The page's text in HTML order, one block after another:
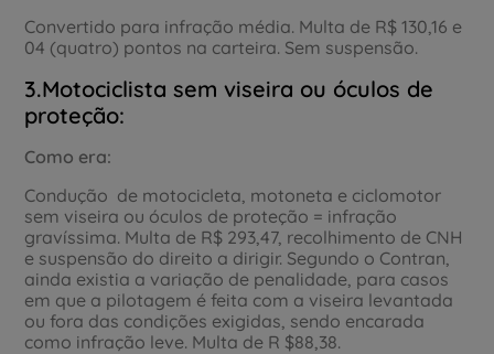
Convertido para infração média. Multa de R$ 130,16 e
04 (quatro) pontos na carteira. Sem suspensão.
3.Motociclista sem viseira ou óculos de
proteção:
Como era:
Condução de motocicleta, motoneta e ciclomotor
sem viseira ou óculos de proteção = infração
gravíssima. Multa de R$ 293,47, recolhimento de CNH
e suspensão do direito a dirigir. Segundo o Contran,
ainda existia a variação de penalidade, para casos
em que a pilotagem é feita com a viseira levantada
ou fora das condições exigidas, sendo encarada
como infração leve. Multa de R $88,38.